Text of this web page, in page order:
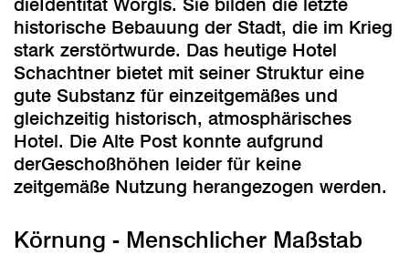
historische Bebauung der Stadt, die im Krieg
stark zerstörtwurde. Das heutige Hotel
Schachtner bietet mit seiner Struktur eine
gute Substanz für einzeitgemäßes und
gleichzeitig historisch, atmosphärisches
Hotel. Die Alte Post konnte aufgrund
derGeschoßhöhen leider für keine
zeitgemäße Nutzung herangezogen werden.
Körnung - Menschlicher Maßstab